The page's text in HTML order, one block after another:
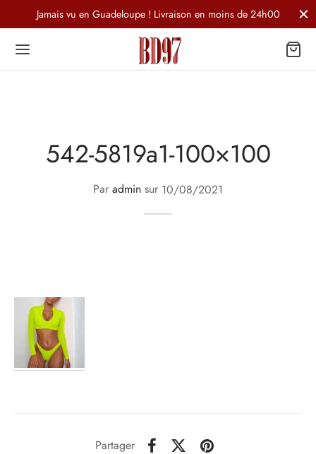
Jamais vu en Guadeloupe ! Livraison en moins de 24h00
542-5819a1-100×100
Par admin sur 10/08/2021
Partager